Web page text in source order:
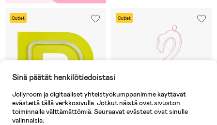
Outlet Outlet
Sinä päätät henkilötiedoistasi
Jollyroom ja digitaaliset yhteistyökumppanimme käyttävät
evästeitä tällä verkkosivulla. Jotkut näistä ovat sivuston
toiminnalle välttämättömiä. Seuraavat evästeet ovat sinulle
valinnaisia: